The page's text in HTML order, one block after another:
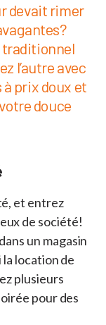
devait rimer
traditionnel
l’autre avec
à prix doux et
douce
et entrez
de société!
un magasin
location de
plusieurs
pour des